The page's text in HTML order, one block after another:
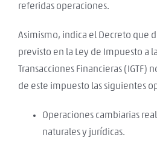
referidas operaciones.
Asimismo, indica el Decreto que
previsto en la Ley de Impuesto a
Transacciones Financieras (IGTF)
de este impuesto las siguientes
Operaciones cambiarias
naturales y jurídicas.